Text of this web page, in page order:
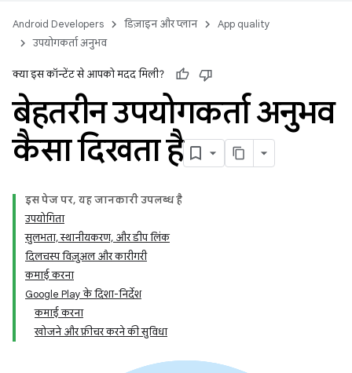
Android Developers डिज़ाइन और प्लान
App quality
उपयोगकर्ता अनुभव
क्या इस कॉन्टेंट से आपको मदद मिली?
बेहतरीन उपयोगकर्ता अनुभव
कैसा दिखता है
इस पेज पर, यह जानकारी उपलब्ध है
उपयोगिता
सुलभता, स्थानीयकरण, और डीप लिंक
दिलचस्प विज़ुअल और कारीगरी
कमाई करना
Google Play के दिशा-निर्देश
कमाई करना
खोजने और फ़ीचर करने की सुविधा